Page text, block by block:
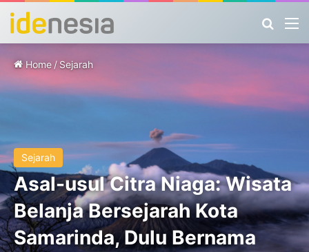
Home / Sejarah
Sejarah
Asal-usul Citra Niaga: Wisata
Belanja Bersejarah Kota
Samarinda, Dulu Bernama